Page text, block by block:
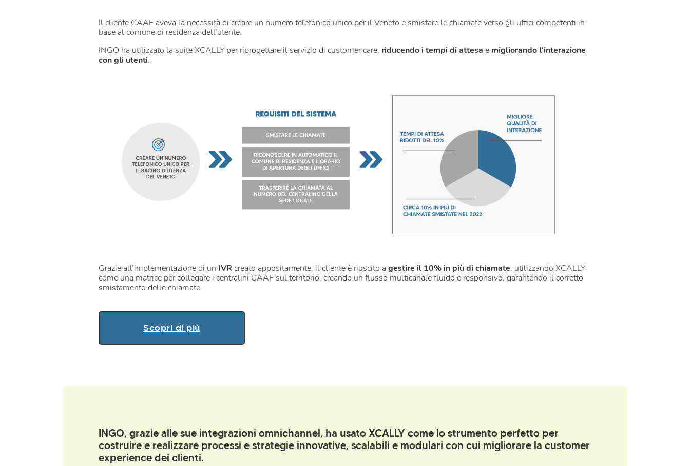
Il cliente CAAF aveva la necessità di creare un numero telefonico unico per il Veneto e smistare le chiamate verso gli uffici competenti in
base al comune di residenza dell’utente.
INGO ha utilizzato la suite XCALLY per riprogettare il servizio di customer care, riducendo i tempi di attesa e migliorando l’interazione
con gli utenti.
Grazie all’implementazione di un IVR creato appositamente, il cliente è riuscito a gestire il 10% in più di chiamate, utilizzando XCALLY
come una matrice per collegare i centralini CAAF sul territorio, creando un flusso multicanale fluido e responsivo, garantendo il corretto
smistamento delle chiamate.
Scopri di più
INGO, grazie alle sue integrazioni omnichannel, ha usato XCALLY come lo strumento perfetto per
costruire e realizzare processi e strategie innovative, scalabili e modulari con cui migliorare la customer
experience dei clienti.